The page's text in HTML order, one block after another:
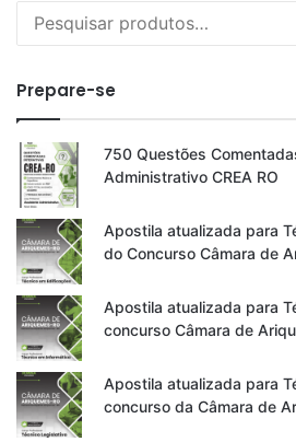
por:
Prepare-se
750 Questões
Administrativo CREA RO
Apostila atualizada para
do Concurso Câmara de
Apostila atualizada para
concurso Câmara de
Apostila atualizada para
concurso da Câmara de